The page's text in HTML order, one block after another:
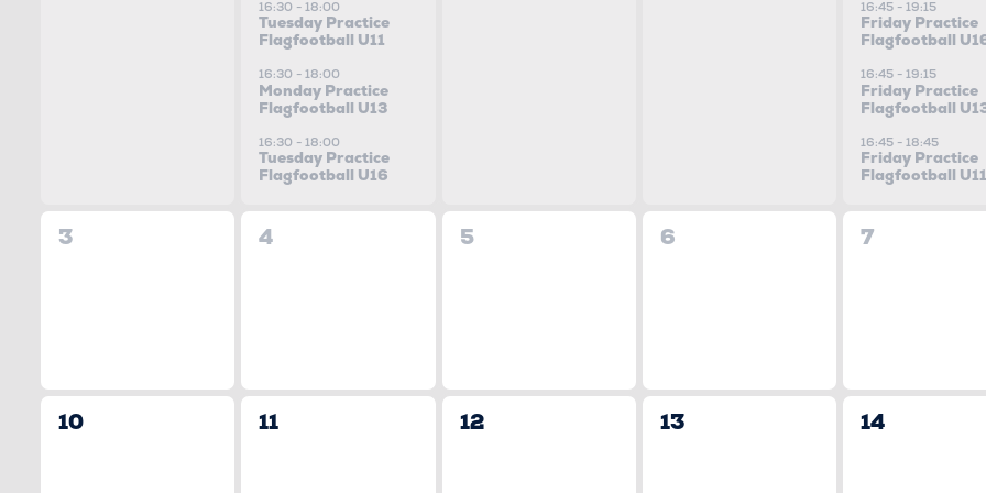
VERANSTALTUNGEN
16:30 -18:00
Tuesday Practice
Flagfootball U11
16:30 -18:00
Monday Practice
Flagfootball U13
16:30 -18:00
Tuesday Practice
Flagfootball U16
16:45 -19:15
Friday Practice
Flagfootball
16:45 -19:15
Friday Practice
Flagfootball
16:45 -18:45
Friday Practice
Flagfootball U11
0
3
0
4
0
5
0
6
0
7
0
10
0
11
0
12
0
13
0
14